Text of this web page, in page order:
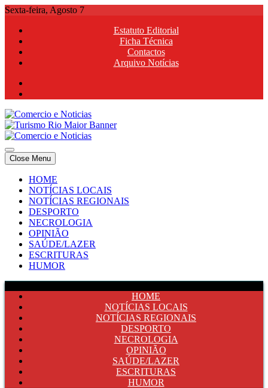
Skip
content
Sexta-feira, Agosto 7
Estatuto Editorial
Ficha Técnica
Contactos
Arquivo Notícias
Comercio e Noticias
Notícias e Publicidade Online
Comercio e Noticias
Notícias e Publicidade Online
Close Menu
HOME
NOTÍCIAS LOCAIS
NOTÍCIAS REGIONAIS
DESPORTO
NECROLOGIA
OPINIÃO
SAÚDE/LAZER
ESCRITURAS
HUMOR
HOME
NOTÍCIAS LOCAIS
NOTÍCIAS REGIONAIS
DESPORTO
NECROLOGIA
OPINIÃO
SAÚDE/LAZER
ESCRITURAS
HUMOR